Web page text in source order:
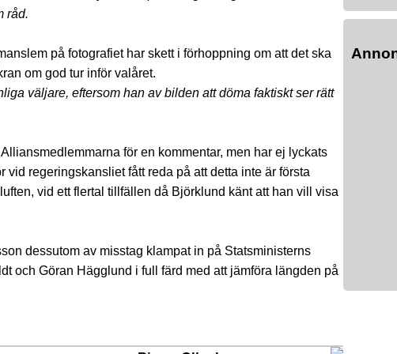
råd.
på fotografiet har skett i förhoppning om att det ska
om god tur inför valåret.
väljare, eftersom han av bilden att döma faktiskt ser rätt
för en kommentar, men har ej lyckats
regeringskansliet fått reda på att detta inte är första
vid ett flertal tillfällen då Björklund känt att han vill visa
dessutom av misstag klampat in på Statsministerns
och Göran Hägglund i full färd med att jämföra längden på